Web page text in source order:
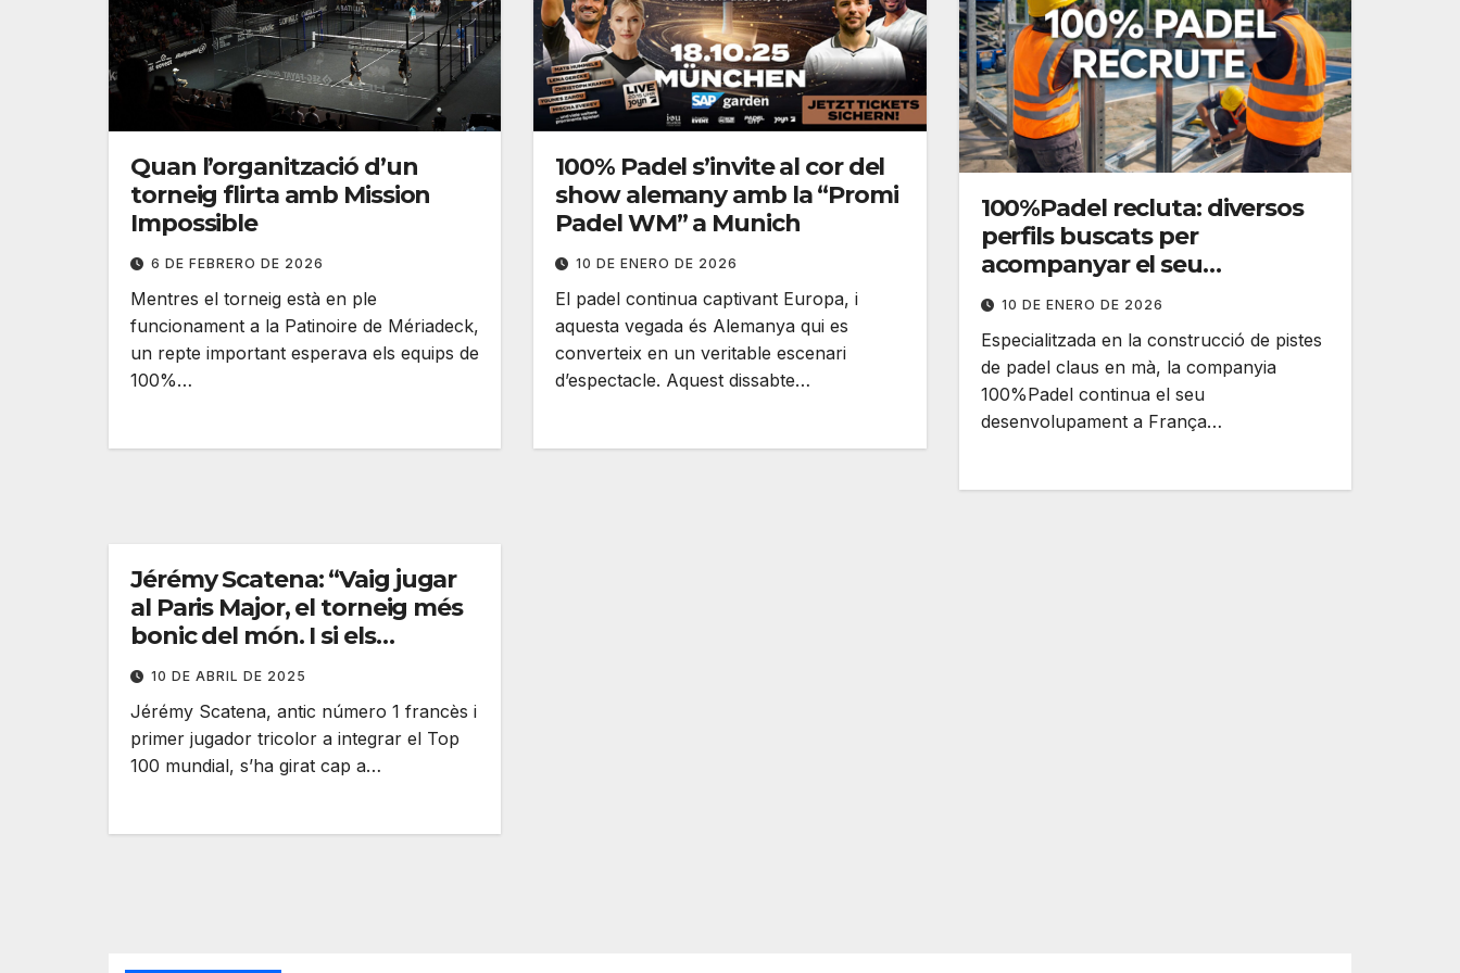
Quan l’organització d’un
torneig flirta amb Mission
Impossible
6 DE FEBRERO DE 2026
Mentres el torneig està en ple
funcionament a la Patinoire de Mériadeck,
un repte important esperava els equips de
100%…
100% Padel s’invite al cor del
show alemany amb la “Promi
Padel WM” a Munich
10 DE ENERO DE 2026
El padel continua captivant Europa, i
aquesta vegada és Alemanya qui es
converteix en un veritable escenari
d’espectacle. Aquest dissabte…
100%Padel recluta: diversos
perfils buscats per
acompanyar el seu
creixement
10 DE ENERO DE 2026
Especialitzada en la construcció de pistes
de padel claus en mà, la companyia
100%Padel continua el seu
desenvolupament a França…
Jérémy Scatena: “Vaig jugar
al Paris Major, el torneig més
bonic del món. I si els
jugadors juguessin a les
meves pistes a Roland
Garros?”
10 DE ABRIL DE 2025
Jérémy Scatena, antic número 1 francès i
primer jugador tricolor a integrar el Top
100 mundial, s’ha girat cap a…